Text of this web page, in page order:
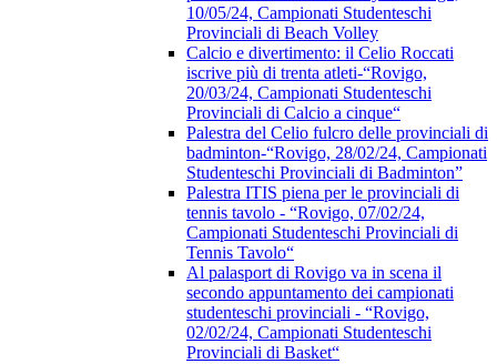
10/05/24, Campionati Studenteschi
Provinciali di Beach Volley
Calcio e divertimento: il Celio Roccati
iscrive più di trenta atleti-“Rovigo,
20/03/24, Campionati Studenteschi
Provinciali di Calcio a cinque“
Palestra del Celio fulcro delle provinciali di
badminton-“Rovigo, 28/02/24, Campionati
Studenteschi Provinciali di Badminton”
Palestra ITIS piena per le provinciali di
tennis tavolo - “Rovigo, 07/02/24,
Campionati Studenteschi Provinciali di
Tennis Tavolo“
Al palasport di Rovigo va in scena il
secondo appuntamento dei campionati
studenteschi provinciali - “Rovigo,
02/02/24, Campionati Studenteschi
Provinciali di Basket“